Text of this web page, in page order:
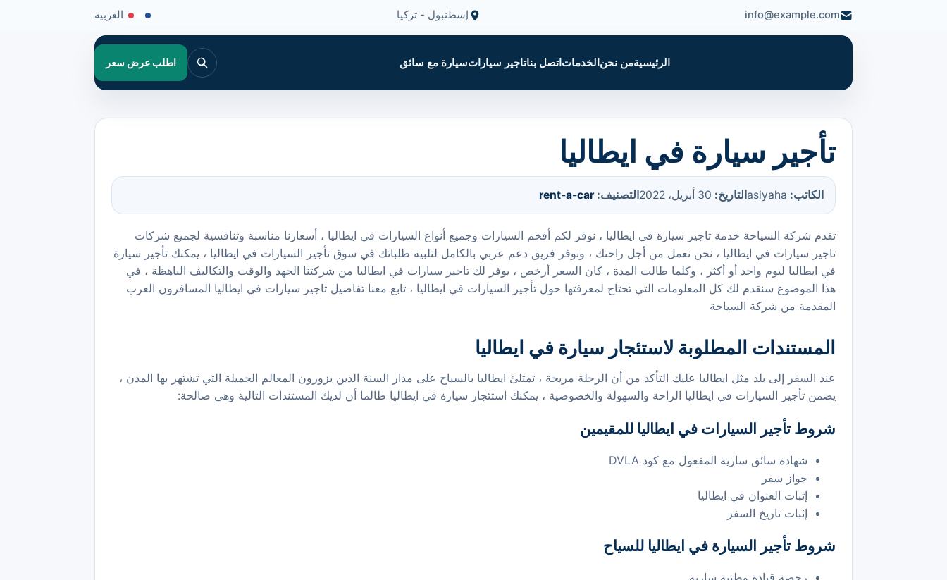
info@example.com إسطنبول - تركيا العربية
الرئيسيةمن نحن الخدمات اتصل بناتاجير سياراتسيارة مع سائق اطلب عرض سعر
تأجير سيارة في ايطاليا
الكاتب: التاريخ: التصنيف: rent-a-car
تقدم شركة السياحة خدمة تاجير سيارة في ايطاليا ، نوفر لكم أفخم السيارات وجميع أنواع السيارات في ايطاليا ، أسعارنا مناسبة وتنافسية لجميع شركات
تاجير سيارات في ايطاليا ، نحن نعمل من أجل راحتك ، ونوفر فريق دعم عربي بالكامل لتلبية طلباتك في سوق تأجير السيارات في ايطاليا ، يمكنك تأجير سيارة
في ايطاليا ليوم واحد أو أكثر ، وكلما طالت المدة ، كان السعر أرخص ، يوفر لك تاجير سيارات في ايطاليا من شركتنا الجهد والوقت والتكاليف الباهظة ، في
هذا الموضوع سنقدم لك كل المعلومات التي تحتاج لمعرفتها حول تأجير السيارات في ايطاليا ، تابع معنا تفاصيل تاجير سيارات في ايطاليا المسافرون العرب
المقدمة من شركة السياحة
المستندات المطلوبة لاستئجار سيارة في ايطاليا
عند السفر إلى بلد مثل ايطاليا عليك التأكد من أن الرحلة مريحة ، تمتلئ ايطاليا بالسياح على مدار السنة الذين يزورون المعالم الجميلة التي تشتهر بها المدن ،
يضمن تأجير السيارات في ايطاليا الراحة والسهولة والخصوصية ، يمكنك استئجار سيارة في ايطاليا طالما أن لديك المستندات التالية وهي صالحة:
شروط تأجير السيارات في ايطاليا للمقيمين
شهادة سائق سارية المفعول مع كود DVLA
جواز سفر
إثبات العنوان في ايطاليا
إثبات تاريخ السفر
شروط تأجير السيارة في ايطاليا للسياح